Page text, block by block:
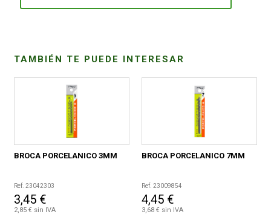
TAMBIÉN TE PUEDE INTERESAR
BROCA PORCELANICO 3MM
Ref. 23042303
3,45 €
2,85 € sin IVA
BROCA PORCELANICO 7MM
Ref. 23009854
4,45 €
3,68 € sin IVA